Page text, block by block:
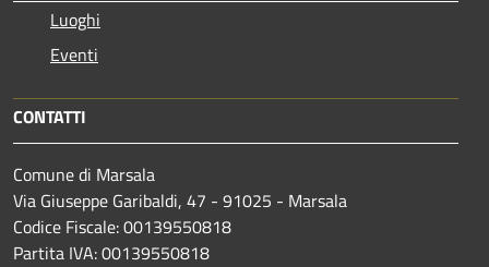
Luoghi
Eventi
CONTATTI
Comune di Marsala
Via Giuseppe Garibaldi, 47 - 91025 - Marsala
Codice Fiscale: 00139550818
Partita IVA: 00139550818